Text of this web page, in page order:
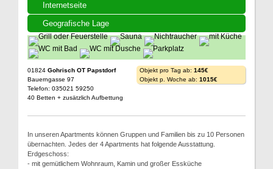
Internetseite
Geografische Lage
01824 Gohrisch OT Papstdorf
Bauerngasse 97
Telefon: 035021 59250
40 Betten + zusätzlich Aufbettung
Objekt pro Tag ab: 145€
Objekt p. Woche ab: 1015€
In unseren Apartments können Gruppen und Familien bis zu 10 Personen
übernachten. Jedes der 4 Apartments hat folgende Ausstattung.
Erdgeschoss:
- mit gemütlichem Wohnraum, Kamin und großer Essküche